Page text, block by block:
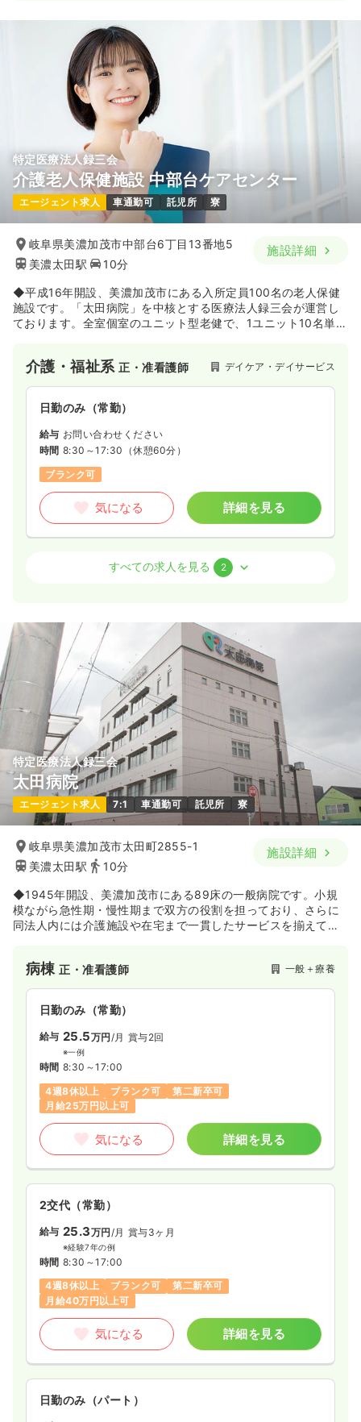
特定医療法人録三会
介護老人保健施設 中部台ケアセンター
エージェント求人 車通勤可 託児所 寮
岐阜県美濃加茂市中部台6丁目13番地5
美濃太田駅
10分
施設詳細
◆平成16年開設、美濃加茂市にある入所定員100名の老人保健
施設です。「太田病院」を中核とする医療法人録三会が運営し
ております。全室個室のユニット型老健で、1ユニット10名単位
介護・福祉系正・准看護師 デイケア・デイサービス
日勤のみ（常勤）
給与 お問い合わせください
時間 8:30～17:30 （休憩60分）
ブランク可
気になる 詳細を見る
介護・福祉系正看護師
給与 24.0 万円 賞与3ヶ月
※経験3年の例
時間 8:30～17:30
（休憩60分）
4週8休以上
オンコールあり
ブランク可
月給40万円以上可
気になる 詳細を見る
日勤のみ（パート） 一時募集休止
給与 時給1,300〜1,500円
時間 8:30～17:30
オンコールあり
ブランク可
気になる 詳細を見る
すべての求人を見る 2
特定医療法人録三会
太田病院
エージェント求人 7:1 車通勤可 託児所 寮
岐阜県美濃加茂市太田町2855-1
美濃太田駅
10分
施設詳細
◆1945年開設、美濃加茂市にある89床の一般病院です。小規
模ながら急性期・慢性期まで双方の役割を担っており、さらに
同法人内には介護施設や在宅まで一貫したサービスを揃えてい
病棟正・准看護師 一般＋療養
日勤のみ（常勤）
給与 25.5万円/月 賞与2回
※一例
時間 8:30～17:00
4週8休以上
ブランク可
第二新卒可
月給25万円以上可
気になる 詳細を見る
2交代（常勤）
給与 25.3万円/月 賞与3ヶ月
※経験7年の例
時間 8:30～17:00
4週8休以上
ブランク可
第二新卒可
月給40万円以上可
気になる 詳細を見る
日勤のみ（パート）